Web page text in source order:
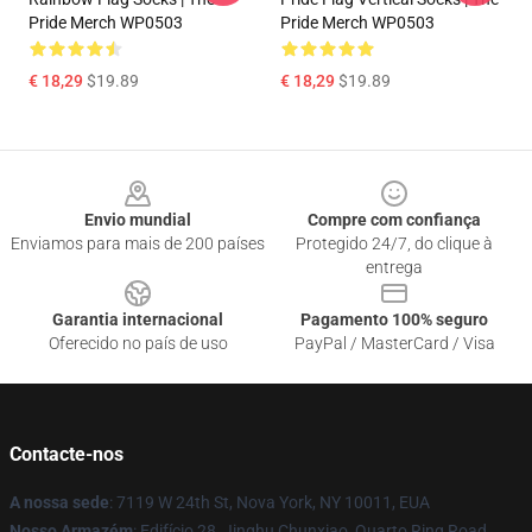
Pride Merch WP0503
€ 18,29$19.89
Pride Merch WP0503
€ 18,29$19.89
Envio mundial
Enviamos para mais de 200 países
Compre com confiança
Protegido 24/7, do clique à
entrega
Garantia internacional
Oferecido no país de uso
Pagamento 100% seguro
PayPal / MasterCard / Visa
Contacte-nos
A nossa sede: 7119 W 24th St, Nova York, NY 10011, EUA